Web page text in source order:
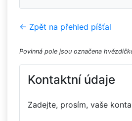
← Zpět na přehled píšťal
Povinná pole jsou označena
Kontaktní údaje
Zadejte, prosím, vaše